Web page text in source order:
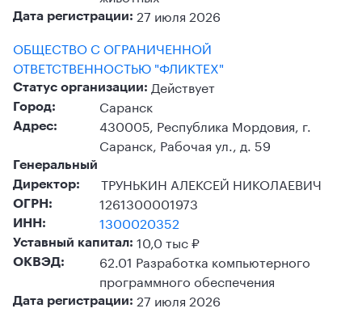
Дата регистрации: 27 июля 2026
ОБЩЕСТВО С ОГРАНИЧЕННОЙ
ОТВЕТСТВЕННОСТЬЮ "ФЛИКТЕХ"
Статус организации: Действует
Город: Саранск
Адрес:
430005, Республика Мордовия, г.
Саранск, Рабочая ул., д. 59
Генеральный
Директор:
ТРУНЬКИН АЛЕКСЕЙ НИКОЛАЕВИЧ
ОГРН: 1261300001973
ИНН: 1300020352
Уставный капитал: 10,0 тыс ₽
ОКВЭД:
62.01 Разработка компьютерного
программного обеспечения
Дата регистрации: 27 июля 2026